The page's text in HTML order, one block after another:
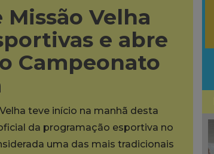
Missão Velha
e abre
Campeonato
teve início na manhã desta
da programação esportiva no
uma das mais tradicionais